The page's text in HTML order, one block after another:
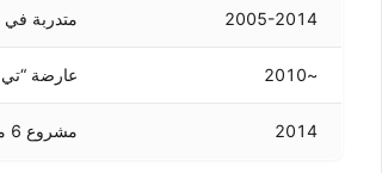
2005-2014 متدربة
~2010 عارضة “تي
2014 مشروع 6 ميكس (ملغى)